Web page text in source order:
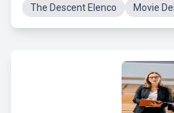
The Descent Elenco
Movie